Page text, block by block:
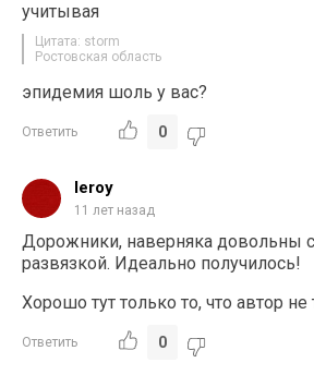
учитывая
Цитата: storm
Ростовская область
эпидемия шоль у вас?
Ответить 0
leroy
11 лет назад
Дорожники, наверняка довольны
развязкой. Идеально получилось!
Хорошо тут только то, что автор не
Ответить 0